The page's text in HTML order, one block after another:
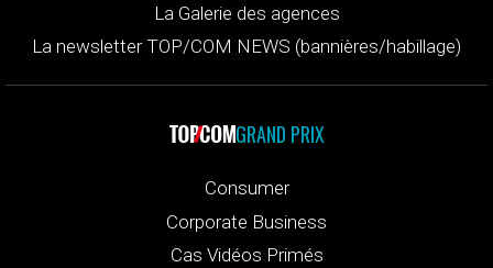
La Galerie des agences
La newsletter TOP/COM NEWS (bannières/habillage)
GRAND PRIX
Consumer
Corporate Business
Cas Vidéos Primés